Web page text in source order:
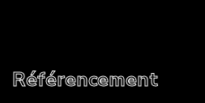
Référencement